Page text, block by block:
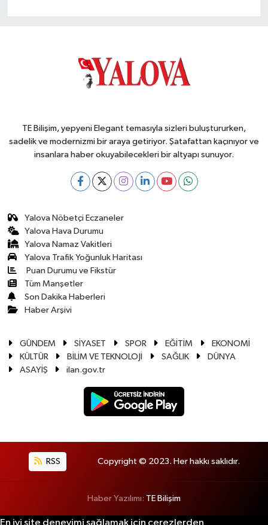
TE Bilişim, yepyeni Elegant temasıyla sizleri buluştururken,
sadelik ve modernizmi bir araya getiriyor. Şatafattan kaçınıyor ve
insanlara haber okuyabilecekleri bir altyapı sunuyor.
Yalova Nöbetçi Eczaneler
Yalova Hava Durumu
Yalova Namaz Vakitleri
Yalova Trafik Yoğunluk Haritası
Puan Durumu ve Fikstür
Tüm Manşetler
Son Dakika Haberleri
Haber Arşivi
GÜNDEM SİYASET SPOR EĞİTİM
EKONOMİ
KÜLTÜR
BİLİM VE TEKNOLOJİ SAĞLIK
DÜNYA
ASAYİŞ
ilan.gov.tr
RSS Copyright © 2023. Her hakkı saklıdır.
Haber Yazılımı: TE Bilişim